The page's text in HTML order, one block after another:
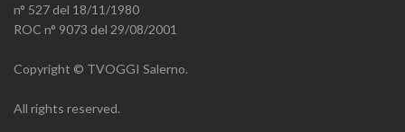
n° 527 del 18/11/1980
ROC n° 9073 del 29/08/2001
Copyright © TVOGGI Salerno.
All rights reserved.